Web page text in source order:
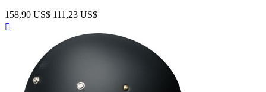
158,90 US$ 111,23 US$
